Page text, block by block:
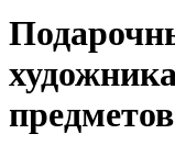
предметов